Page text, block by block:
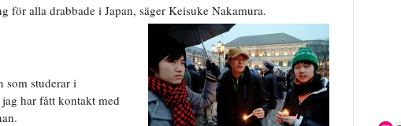
för alla drabbade i Japan, säger Keisuke Nakamura.
som studerar i
har fått kontakt med